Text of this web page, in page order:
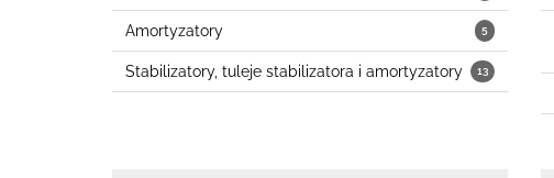
5
Amortyzatory
13
Stabilizatory, tuleje stabilizatora i amortyzatory